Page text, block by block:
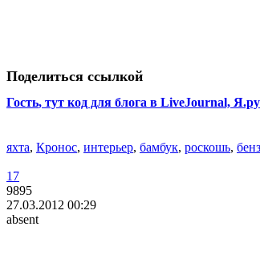
Поделиться ссылкой
Гость, тут код для блога в LiveJournal,
яхта, Кронос, интерьер, бамбук, роскошь,
17
9895
27.03.2012 00:29
absent